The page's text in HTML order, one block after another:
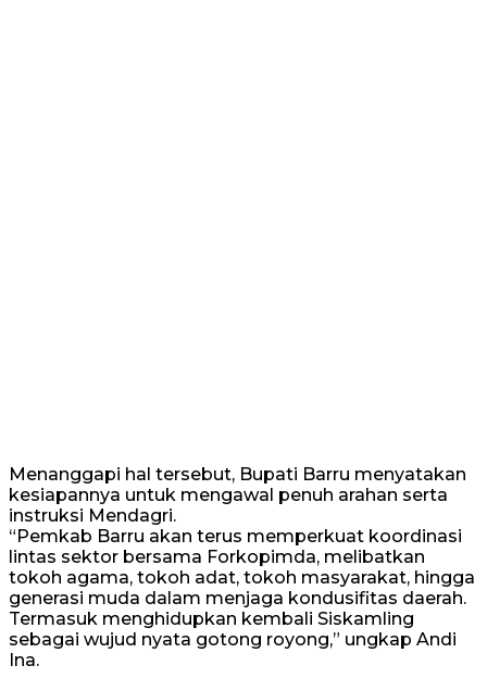
Menanggapi hal tersebut, Bupati Barru menyatakan
kesiapannya untuk mengawal penuh arahan serta
instruksi Mendagri.
“Pemkab Barru akan terus memperkuat koordinasi
lintas sektor bersama Forkopimda, melibatkan
tokoh agama, tokoh adat, tokoh masyarakat, hingga
generasi muda dalam menjaga kondusifitas daerah.
Termasuk menghidupkan kembali Siskamling
sebagai wujud nyata gotong royong,” ungkap Andi
Ina.